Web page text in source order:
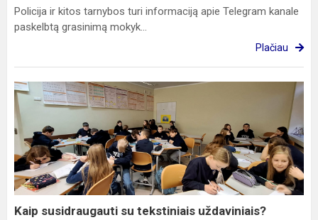
Policija ir kitos tarnybos turi informaciją apie Telegram kanale
paskelbtą grasinimą mokyk...
Plačiau
Kaip
susidraugauti
su
tekstiniais
uždaviniais?
Kaip susidraugauti su tekstiniais uždaviniais?